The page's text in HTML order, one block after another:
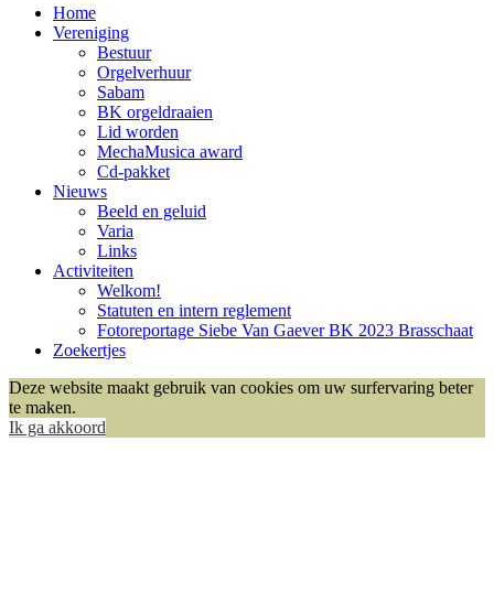
Home
Vereniging
Bestuur
Orgelverhuur
Sabam
BK orgeldraaien
Lid worden
MechaMusica award
Cd-pakket
Nieuws
Beeld en geluid
Varia
Links
Activiteiten
Welkom!
Statuten en intern reglement
Fotoreportage Siebe Van Gaever BK 2023 Brasschaat
Zoekertjes
Deze website maakt gebruik van cookies om uw surfervaring beter
te maken.
Ik ga akkoord